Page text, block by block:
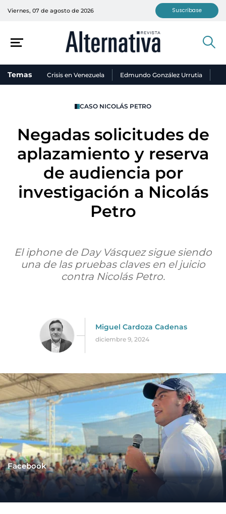
Viernes, 07 de agosto de 2026 Suscríbase
Temas Crisis en Venezuela Edmundo González Urrutia
CASO NICOLÁS PETRO
Negadas solicitudes de
aplazamiento y reserva
de audiencia por
investigación a Nicolás
Petro
El iphone de Day Vásquez sigue siendo
una de las pruebas claves en el juicio
contra Nicolás Petro.
Miguel Cardoza Cadenas
diciembre 9, 2024
Facebook